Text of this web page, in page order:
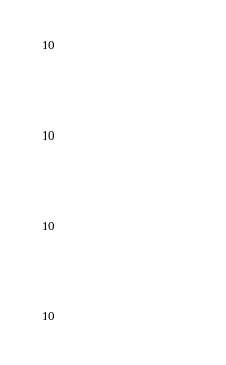
10
10
10
10